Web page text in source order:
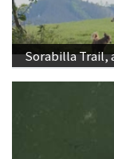
Sorabilla Trail,